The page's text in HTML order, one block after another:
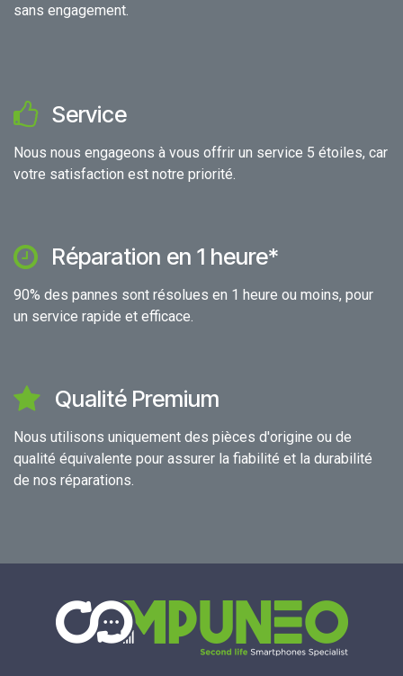
sans engagement.
Service
Nous nous engageons à vous offrir un service 5 étoiles, car
votre satisfaction est notre priorité.
Réparation en 1 heure*
90% des pannes sont résolues en 1 heure ou moins, pour
un service rapide et efficace.
Qualité Premium
Nous utilisons uniquement des pièces d'origine ou de
qualité équivalente pour assurer la fiabilité et la durabilité
de nos réparations.